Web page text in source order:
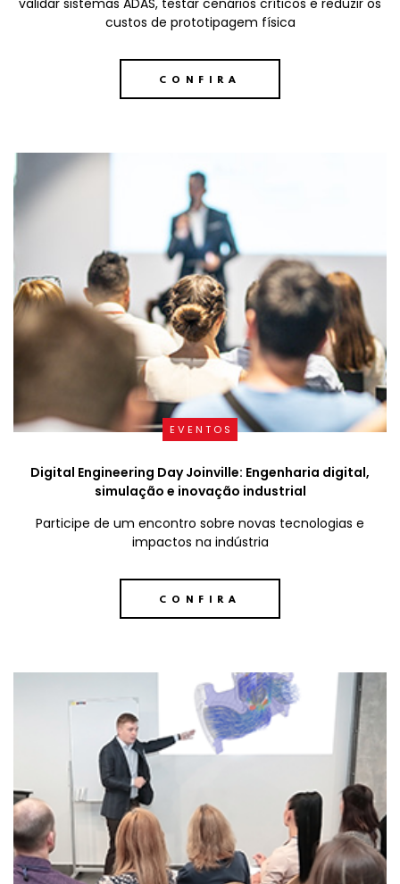
validar sistemas ADAS, testar cenários críticos e reduzir os
custos de prototipagem física
CONFIRA
EVENTOS
Digital Engineering Day Joinville: Engenharia digital,
simulação e inovação industrial
Participe de um encontro sobre novas tecnologias e
impactos na indústria
CONFIRA